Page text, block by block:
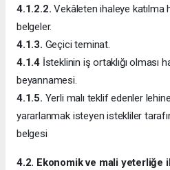
4.1.2.2. Vekâleten ihaleye katılma
belgeler.
4.1.3. Geçici teminat.
4.1.4 İsteklinin iş ortaklığı olması
beyannamesi.
4.1.5. Yerli malı teklif edenler
yararlanmak isteyen istekliler
belgesi
4.2. Ekonomik ve mali yeterliğe